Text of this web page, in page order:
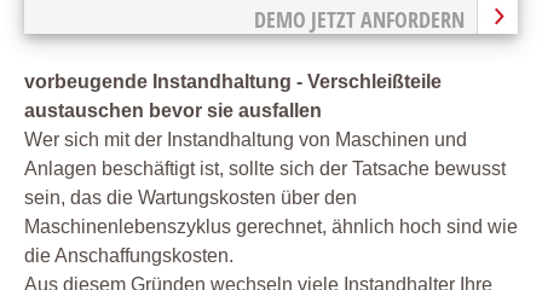
DEMO JETZT ANFORDERN
vorbeugende Instandhaltung - Verschleißteile
austauschen bevor sie ausfallen
Wer sich mit der Instandhaltung von Maschinen und
Anlagen beschäftigt ist, sollte sich der Tatsache bewusst
sein, das die Wartungskosten über den
Maschinenlebenszyklus gerechnet, ähnlich hoch sind wie
die Anschaffungskosten.
Aus diesem Gründen wechseln viele Instandhalter Ihre